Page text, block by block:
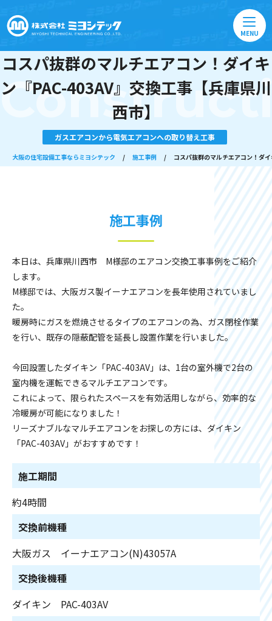
MENU
コスパ抜群のマルチエアコン！ダイキ
ン『PAC-403AV』交換工事【兵庫県川
西市】
ガスエアコンから電気エアコンへの取り替え工事
大阪の住宅設備工事ならミヨシテック / 施工事例 / コスパ抜群のマルチエアコン！ダ
施工事例
本日は、兵庫県川西市 M様邸のエアコン交換工事事例をご紹介
します。
M様邸では、大阪ガス製イーナエアコンを長年使用されていまし
た。
暖房時にガスを燃焼させるタイプのエアコンの為、ガス閉栓作業
を行い、既存の隠蔽配管を延長し設置作業を行いました。
今回設置したダイキン「PAC-403AV」は、1台の室外機で2台の
室内機を運転できるマルチエアコンです。
これによって、限られたスペースを有効活用しながら、効率的な
冷暖房が可能になりました！
リーズナブルなマルチエアコンをお探しの方には、ダイキン
「PAC-403AV」がおすすめです！
施工期間
約4時間
交換前機種
大阪ガス イーナエアコン(N)43057A
交換後機種
ダイキン PAC-403AV